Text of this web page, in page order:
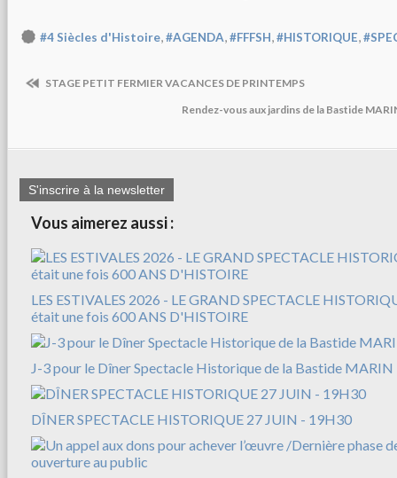
#4 Siècles d'Histoire,#AGENDA,#FFFSH,#HISTORIQUE,
STAGE PETIT FERMIER VACANCES DE PRINTEMPS
Rendez-vous aux jardins de la Bastide
S'inscrire à la newsletter
Vous aimerez aussi :
LES ESTIVALES 2026 - LE GRAND SPECTACLE
était une fois 600 ANS D'HISTOIRE
J-3 pour le Dîner Spectacle Historique de la Bastide MARIN
DÎNER SPECTACLE HISTORIQUE 27 JUIN - 19H30